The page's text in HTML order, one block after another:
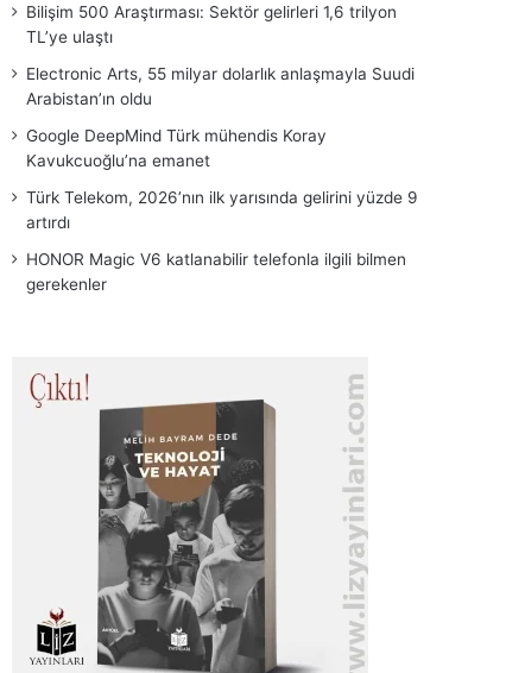
Bilişim 500 Araştırması: Sektör gelirleri 1,6 trilyon
TL’ye ulaştı
Electronic Arts, 55 milyar dolarlık anlaşmayla Suudi
Arabistan’ın oldu
Google DeepMind Türk mühendis Koray
Kavukcuoğlu’na emanet
Türk Telekom, 2026’nın ilk yarısında gelirini yüzde 9
artırdı
HONOR Magic V6 katlanabilir telefonla ilgili bilmen
gerekenler